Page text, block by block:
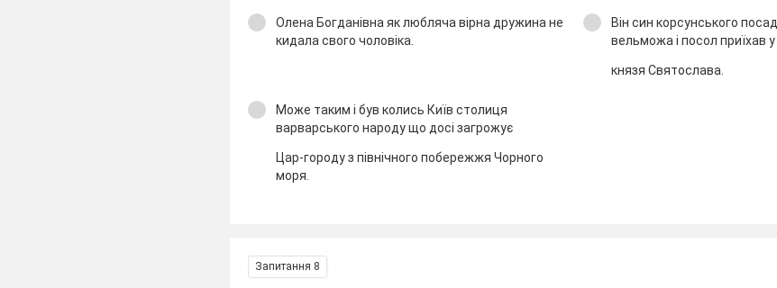
Олена Богданівна як любляча вірна дружина не
кидала свого чоловіка.
Він син корсунського
вельможа і посол приїхав у
князя Святослава.
Може таким і був колись Київ столиця
варварського народу що досі загрожує
Цар-городу з північного побережжя Чорного
моря.
Запитання 8